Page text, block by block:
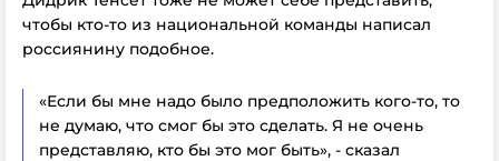
чтобы кто-то из национальной команды написал
россиянину подобное.
«Если бы мне надо было предположить кого-то, то
не думаю, что смог бы это сделать. Я не очень
представляю, кто бы это мог быть», - сказал